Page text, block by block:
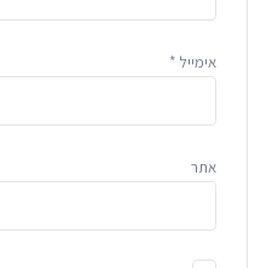
אימייל *
אתר